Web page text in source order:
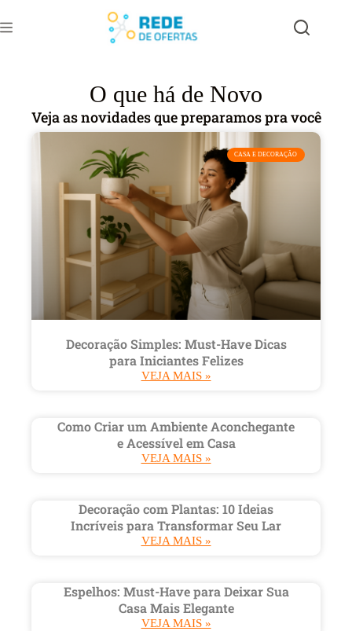
O que há de Novo
Veja as novidades que preparamos pra você
CASA E DECORAÇÃO
Decoração Simples: Must-Have Dicas
para Iniciantes Felizes
VEJA MAIS »
Como Criar um Ambiente Aconchegante
e Acessível em Casa
VEJA MAIS »
Decoração com Plantas: 10 Ideias
Incríveis para Transformar Seu Lar
VEJA MAIS »
Espelhos: Must-Have para Deixar Sua
Casa Mais Elegante
VEJA MAIS »